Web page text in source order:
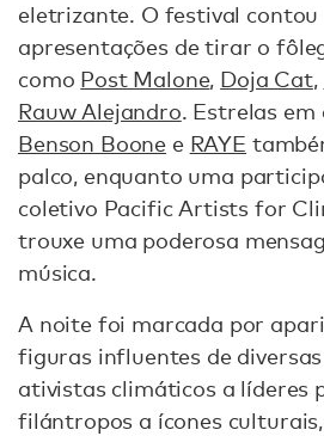
eletrizante. O festival contou
apresentações de tirar o
como Post Malone, Doja Cat,
Rauw Alejandro. Estrelas em
Benson Boone e RAYE
palco, enquanto uma
coletivo Pacific Artists for
trouxe uma poderosa
música.
A noite foi marcada por
figuras influentes de
ativistas climáticos a líderes
filántropos a ícones